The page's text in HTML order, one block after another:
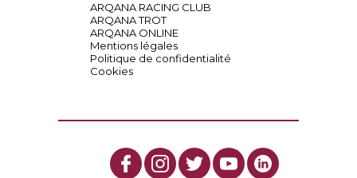
ARQANA RACING CLUB
ARQANA TROT
ARQANA ONLINE
Mentions légales
Politique de confidentialité
Cookies